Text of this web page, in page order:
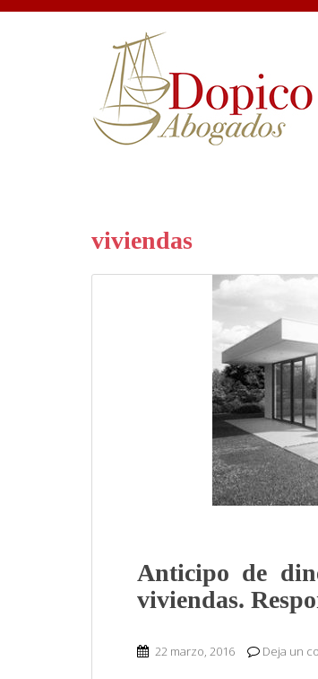
viviendas
Anticipo de
viviendas.
22 marzo, 2016 Deja un